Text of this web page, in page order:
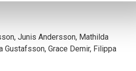
Junis Andersson, Mathilda
Gustafsson, Grace Demir, Filippa